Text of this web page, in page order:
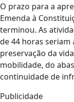
O prazo para a
Emenda à
terminou. As
de 44 horas
preservação da
mobilidade, do
continuidade de
Publicidade